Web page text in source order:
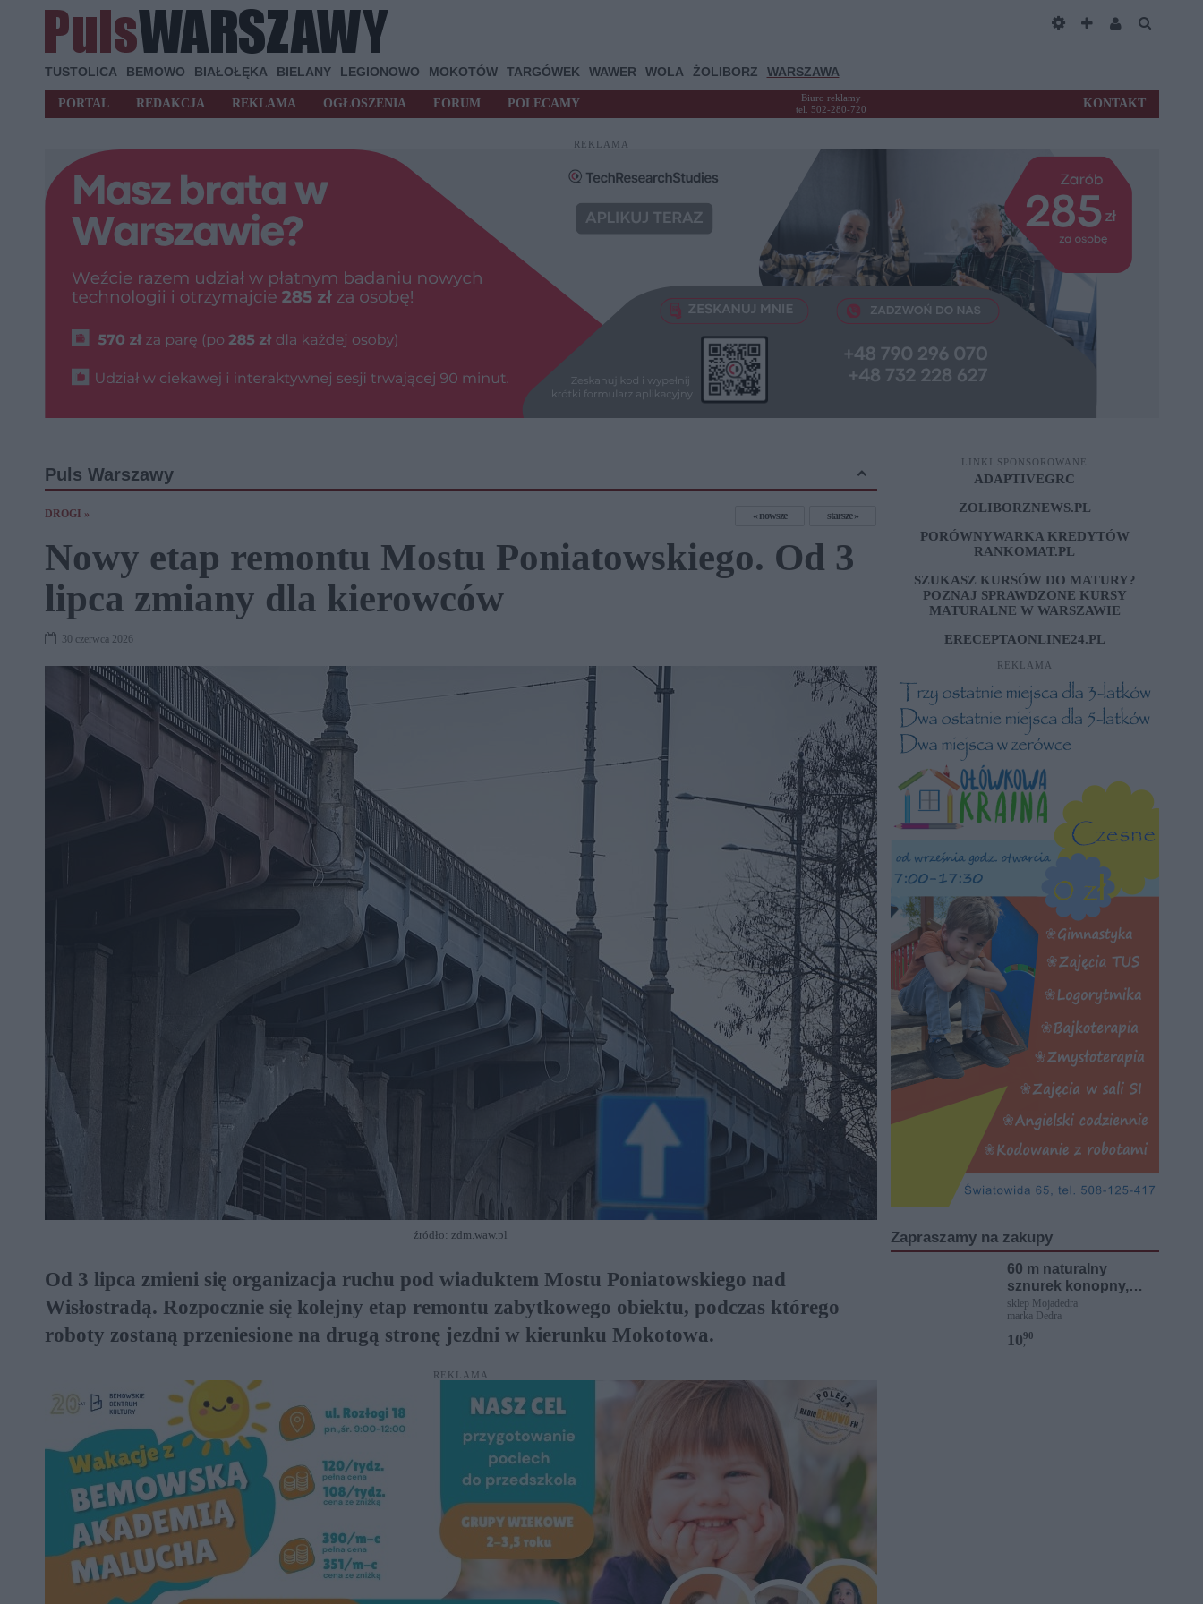
TUSTOLICA BEMOWO BIAŁOŁĘKA BIELANY LEGIONOWO MOKOTÓW TARGÓWEK WAWER WOLA ŻOLIBORZ WARSZAWA
PORTAL REDAKCJA REKLAMA OGŁOSZENIA FORUM POLECAMY
Biuro reklamy
tel. 502-280-720
KONTAKT
REKLAMA
Puls Warszawy
DROGI » nowsze starsze
Nowy etap remontu Mostu Poniatowskiego. Od 3
lipca zmiany dla kierowców
30 czerwca 2026
źródło: zdm.waw.pl
Od 3 lipca zmieni się organizacja ruchu pod wiaduktem Mostu Poniatowskiego nad
Wisłostradą. Rozpocznie się kolejny etap remontu zabytkowego obiektu, podczas którego
roboty zostaną przeniesione na drugą stronę jezdni w kierunku Mokotowa.
REKLAMA
LINKI SPONSOROWANE
ADAPTIVEGRC
ZOLIBORZNEWS.PL
PORÓWNYWARKA KREDYTÓW
RANKOMAT.PL
SZUKASZ KURSÓW DO MATURY?
POZNAJ SPRAWDZONE KURSY
MATURALNE W WARSZAWIE
ERECEPTAONLINE24.PL
REKLAMA
Zapraszamy na zakupy
60 m naturalny
sznurek konopny,
grubość 1,5 mm
sklep Mojadedra
marka Dedra
10,
90